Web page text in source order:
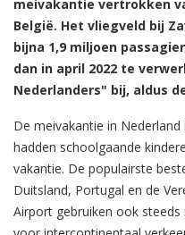
meivakantie vertrokken
België. Het vliegveld bij
bijna 1,9 miljoen
dan in april 2022 te
Nederlanders" bij, aldus
De meivakantie in
hadden schoolgaande
vakantie. De populairste
Duitsland, Portugal en de
Airport gebruiken ook